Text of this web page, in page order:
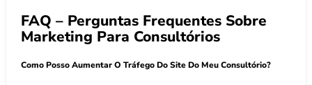
FAQ – Perguntas Frequentes Sobre
Marketing Para Consultórios
Como Posso Aumentar O Tráfego Do Site Do Meu Consultório?